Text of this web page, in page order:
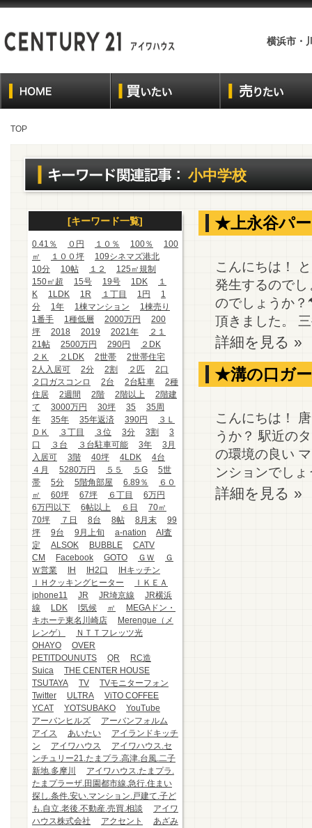
横浜市・
TOP
小中学校
[キーワード一覧]
0.41％ ０円 １０％ 100％
100
㎡
１００坪
109シネマズ港北
10分
10帖 １２
125㎡規制
150㎡超
15号 19号 1DK
１
K
1LDK 1R １丁目 1円
1
分
1年 1棟マンション
1棟売り
1番手
1種低層 2000万円
200
坪
2018 2019 2021年
２１
21帖
2500万円 290円
２DK
２Ｋ
２LDK 2世帯
2世帯住宅
2人入居可
2分 2割 ２匹
2口
２口ガスコンロ
2台 2台駐車
2種
住居
2週間 2階 2階以上
2階建
て
3000万円 30坪 35
35周
年
35年 35年返済 390円
３Ｌ
ＤＫ
３丁目 ３位 3分 3割
3
口
３台 ３台駐車可能 3年
3月
入居可
3階 40坪 4LDK
4台
４月
5280万円 ５５ ５G
5世
帯
5分 5階角部屋 6.89％
６０
㎡
60坪 67坪 ６丁目
6万円
6万円以下
6帖以上 ６日
70㎡
70坪
７日 8台 8帖 8月末
99
坪
9台 9月上旬 a-nation
AI査
定
ALSOK BUBBLE
CATV
CM
Facebook GOTO ＧＷ
Ｇ
Ｗ営業
IH IH2口
IHキッチン
ＩＨクッキングヒーター
ＩＫＥＡ
iphone11
JR JR埼京線
JR横浜
線
LDK l気候 ㎡
MEGAドン・
キホーテ東名川崎店
Merengue（メ
レンゲ）
ＮＴＴフレッツ光
OHAYO
OVER
PETITDOUNUTS
QR
RC造
Suica
THE CENTER HOUSE
TSUTAYA
TV
TVモニターフォン
Twitter
ULTRA
ViTO COFFEE
YCAT
YOTSUBAKO
YouTube
アーバンヒルズ
アーバンフォルム
アイス
あいたい
アイランドキッチ
ン
アイワハウス
アイワハウス.セ
ンチュリー21.たまプラ.高津.台風.二子
新地.多摩川
アイワハウス.たまプラ.
たまプラーザ.田園都市線.急行.住まい
探し.条件.安い.マンション.戸建て.子ど
も.自立.老後.不動産.売買.相談
アイワ
ハウス株式会社
アクセント
あざみ
★上永谷パ
こんにちは！
発生するので
のでしょうか
頂きました。
詳細を見る »
★溝の口ガ
こんにちは！
うか？ 駅近の
の環境の良い
ンションでし
詳細を見る »